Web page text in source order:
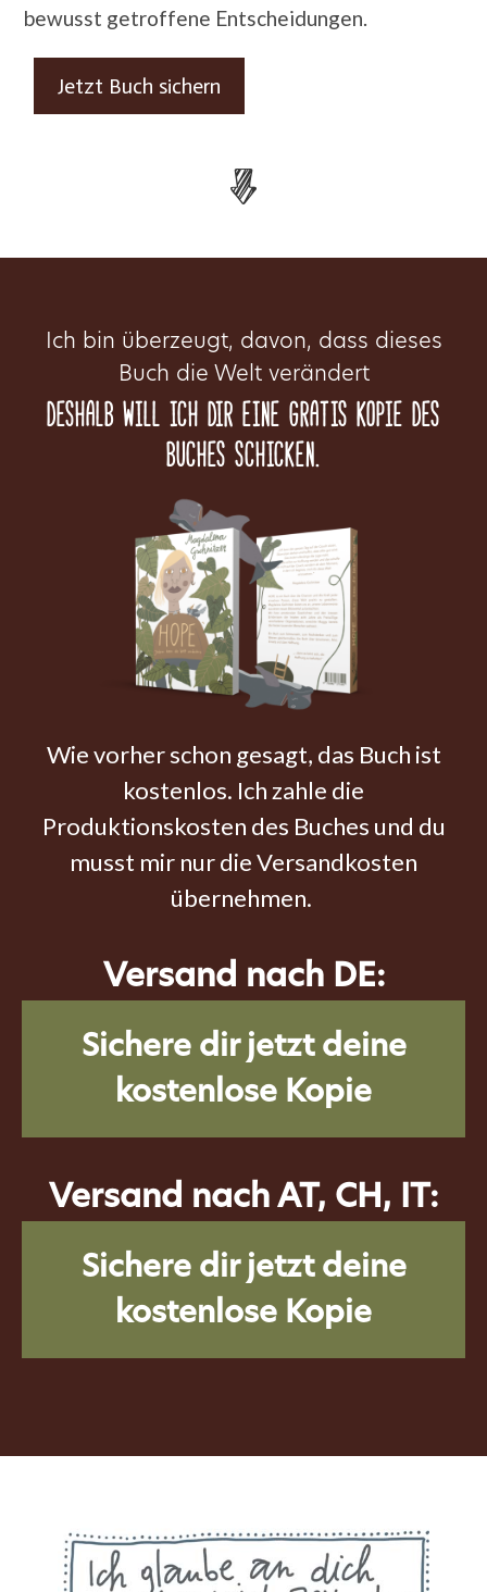
bewusst getroffene Entscheidungen.
Jetzt Buch sichern
Ich bin überzeugt, davon, dass dieses
Buch die Welt verändert
Deshalb will ich dir eine Gratis Kopie des
Buches schicken.
Wie vorher schon gesagt, das Buch ist
kostenlos. Ich zahle die
Produktionskosten des Buches und du
musst mir nur die Versandkosten
übernehmen.
Versand nach DE:
Sichere dir jetzt deine
kostenlose Kopie
Versand nach AT, CH, IT:
Sichere dir jetzt deine
kostenlose Kopie